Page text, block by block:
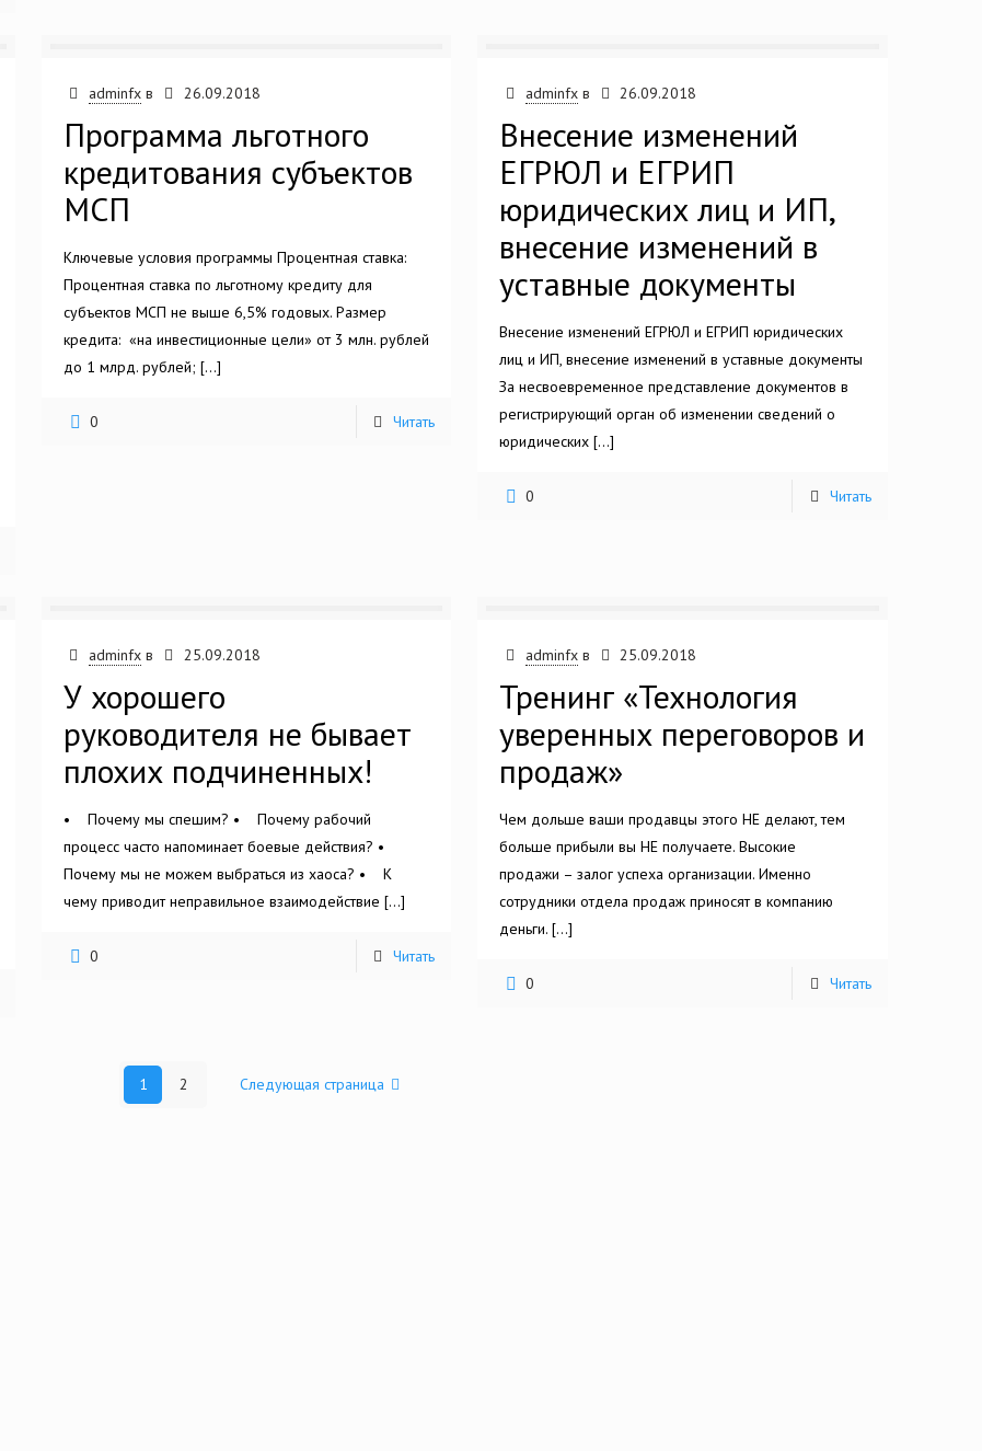
adminfx в 26.09.2018
Программа льготного
кредитования субъектов
МСП
Ключевые условия программы Процентная ставка:
Процентная ставка по льготному кредиту для
субъектов МСП не выше 6,5% годовых. Размер
кредита: «на инвестиционные цели» от 3 млн. рублей
до 1 млрд. рублей; […]
0 Читать
adminfx в 26.09.2018
Внесение изменений
ЕГРЮЛ и ЕГРИП
юридических лиц и ИП,
внесение изменений в
уставные документы
Внесение изменений ЕГРЮЛ и ЕГРИП юридических
лиц и ИП, внесение изменений в уставные документы
За несвоевременное представление документов в
регистрирующий орган об изменении сведений о
юридических […]
0 Читать
adminfx в 25.09.2018
У хорошего
руководителя не бывает
плохих подчиненных!
• Почему мы спешим? • Почему рабочий
процесс часто напоминает боевые действия? •
Почему мы не можем выбраться из хаоса? • К
чему приводит неправильное взаимодействие […]
0 Читать
adminfx в 25.09.2018
Тренинг «Технология
уверенных переговоров и
продаж»
Чем дольше ваши продавцы этого НЕ делают, тем
больше прибыли вы НЕ получаете. Высокие
продажи – залог успеха организации. Именно
сотрудники отдела продаж приносят в компанию
деньги. […]
0 Читать
1 2 Следующая страница